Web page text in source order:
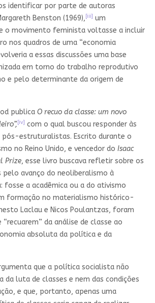
identificar por parte de autoras
Benston (1969),[iii] um
o movimento feminista voltasse a incluir
nos quadros de uma “economia
a essas discussões uma base
em torno do trabalho reprodutivo
e pelo determinante da origem de
publica O recuo da classe: um novo
[iv] com o qual buscou responder às
pós-estruturalistas. Escrito durante o
no Reino Unido, e vencedor do Isaac
Prize, esse livro buscava refletir sobre os
avanço do neoliberalismo à
fosse a acadêmica ou a do ativismo
formação no materialismo histórico-
Laclau e Nicos Poulantzas, foram
da análise de classe ao
absoluta da política e da
que a política socialista não
da luta de classes e nem das condições
e que, portanto, apenas uma